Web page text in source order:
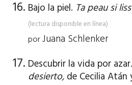
Bajo la piel. Ta peau si
(lectura disponible en línea)
porJuana Schlenker
Descubrir la vida por azar.
desierto, de Cecilia Atán